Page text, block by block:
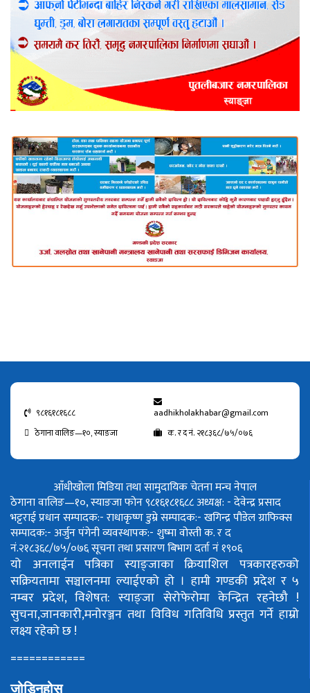
९८१६१८१६८८
aadhikholakhabar@gmail.com
ठेगाना वालिङ—१०, स्याङजा
क. र द नं. २१८३६८/७५/०७६
आँधीखोला मिडिया तथा सामुदायिक चेतना मन्च नेपाल
ठेगाना वालिङ—१०, स्याङजा फोन ९८१६१८१६८८अध्यक्ष: - देवेन्द्र प्रसाद
भट्टराईप्रधान सम्पादक:- राधाकृष्ण डुम्रेसम्पादक:- खगिन्द्र पौडेलग्राफिक्स
सम्पादक:- अर्जुन पंगेनीव्यवस्थापक:- शुष्मा वोस्तीक. र द
नं.२१८३६८/७५/०७६सूचना तथा प्रसारण बिभाग दर्ता नं १९०६
यो अनलाईन पत्रिका स्याङ्जाका क्रियाशिल पत्रकारहरुको
सक्रियतामा सञ्चालनमा ल्याईएको हो । हामी गण्डकी प्रदेश र ५
नम्बर प्रदेश, विशेषत: स्याङ्जा सेरोफेरोमा केन्द्रित रहनेछौ !
सुचना,जानकारी,मनोरञ्जन तथा विविध गतिविधि प्रस्तुत गर्ने हाम्रो
लक्ष्य रहेको छ !
============
जोडिनुहोस